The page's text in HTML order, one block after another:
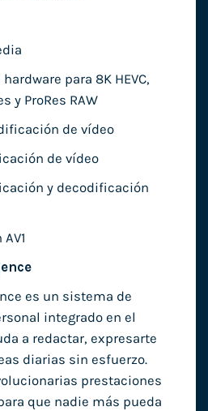
para 8K HEVC,
y ProRes RAW
de vídeo
de vídeo
y decodificación
es un sistema de
integrado en el
a redactar, expresarte
diarias sin esfuerzo.
prestaciones
que nadie más pueda